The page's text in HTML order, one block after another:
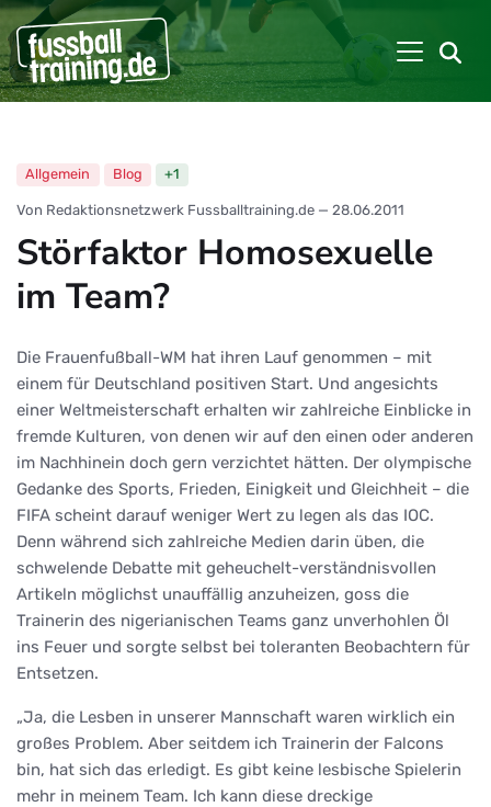
Allgemein Blog +1
Von Redaktionsnetzwerk Fussballtraining.de — 28.06.2011
Störfaktor Homosexuelle
im Team?
Die Frauenfußball-WM hat ihren Lauf genommen – mit
einem für Deutschland positiven Start. Und angesichts
einer Weltmeisterschaft erhalten wir zahlreiche Einblicke in
fremde Kulturen, von denen wir auf den einen oder anderen
im Nachhinein doch gern verzichtet hätten. Der olympische
Gedanke des Sports, Frieden, Einigkeit und Gleichheit – die
FIFA scheint darauf weniger Wert zu legen als das IOC.
Denn während sich zahlreiche Medien darin üben, die
schwelende Debatte mit geheuchelt-verständnisvollen
Artikeln möglichst unauffällig anzuheizen, goss die
Trainerin des nigerianischen Teams ganz unverhohlen Öl
ins Feuer und sorgte selbst bei toleranten Beobachtern für
Entsetzen.
„Ja, die Lesben in unserer Mannschaft waren wirklich ein
großes Problem. Aber seitdem ich Trainerin der Falcons
bin, hat sich das erledigt. Es gibt keine lesbische Spielerin
mehr in meinem Team. Ich kann diese dreckige